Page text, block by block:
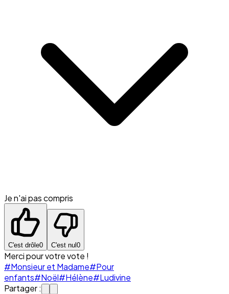
Je n'ai pas compris
C'est drôle0 C'est nul0
Merci pour votre vote !
#Monsieur et Madame#Pour
enfants#Noël#Hélène#Ludivine
Partager :